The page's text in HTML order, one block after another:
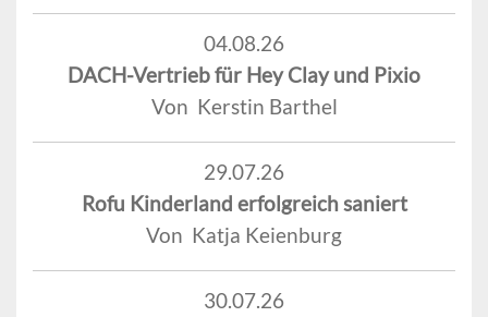
04.08.26
DACH-Vertrieb für Hey Clay und Pixio
Von Kerstin Barthel
29.07.26
Rofu Kinderland erfolgreich saniert
Von Katja Keienburg
30.07.26